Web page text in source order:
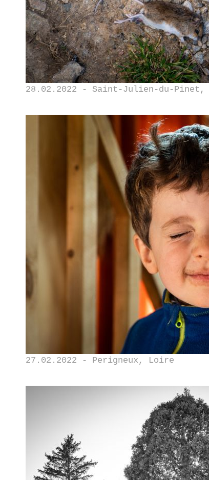
28.02.2022 - Saint-Julien-du-Pinet,
27.02.2022 - Perigneux, Loire